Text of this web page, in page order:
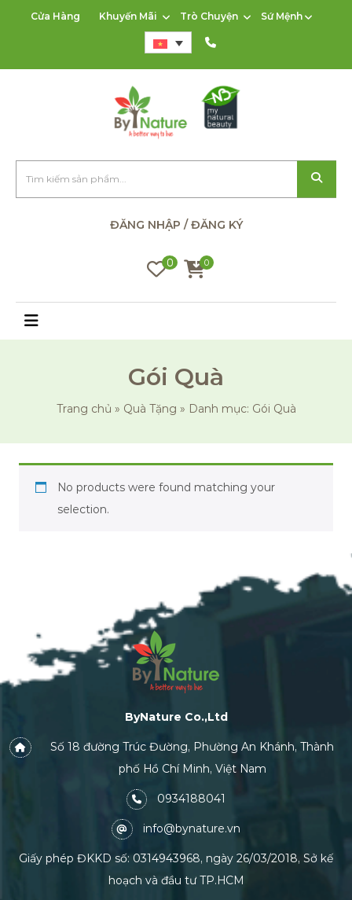
Cửa Hàng Khuyến Mãi Trò Chuyện Sứ Mệnh
ĐĂNG NHẬP / ĐĂNG KÝ
0 0
Gói Quà
Trang chủ » Quà Tặng » Danh mục: Gói Quà
No products were found matching your
selection.
ByNature Co.,Ltd
Số 18 đường Trúc Đường, Phường An Khánh, Thành
phố Hồ Chí Minh, Việt Nam
0934188041
info@bynature.vn
Giấy phép ĐKKD số: 0314943968, ngày 26/03/2018, Sở kế
hoạch và đầu tư TP.HCM